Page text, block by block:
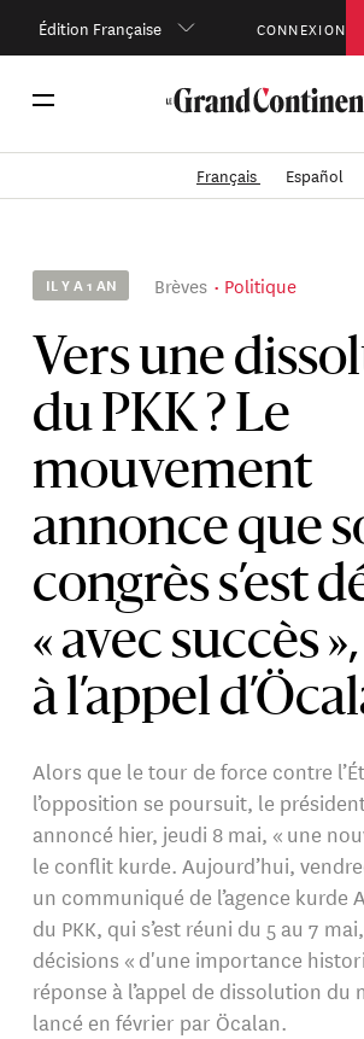
Édition Française CONNEXION
Français Español
IL Y A 1 AN Brèves Politique
Vers une
du PKK ? Le
mouvement
annonce que
congrès s’est
« avec succès
à l’appel
Alors que le tour de force contre
l’opposition se poursuit, le
annoncé hier, jeudi 8 mai, « une
le conflit kurde. Aujourd’hui,
un communiqué de l’agence kurde
du PKK, qui s’est réuni du 5 au 7
décisions « d'une importance
réponse à l’appel de dissolution du
lancé en février par Öcalan.